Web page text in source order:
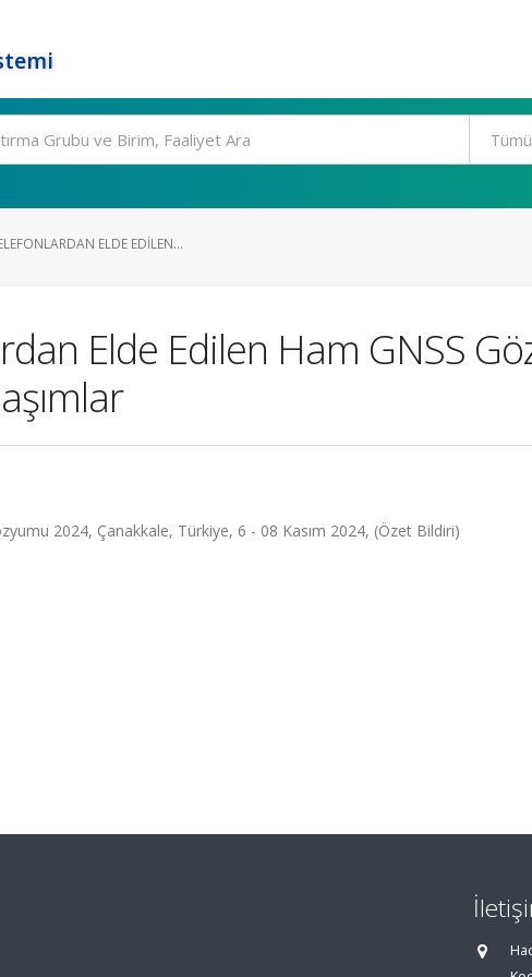
ELDE EDILEN...
Elde Edilen Ham GNSS
2024, Çanakkale, Türkiye, 6 - 08 Kasım 2024, (Özet Bildiri)